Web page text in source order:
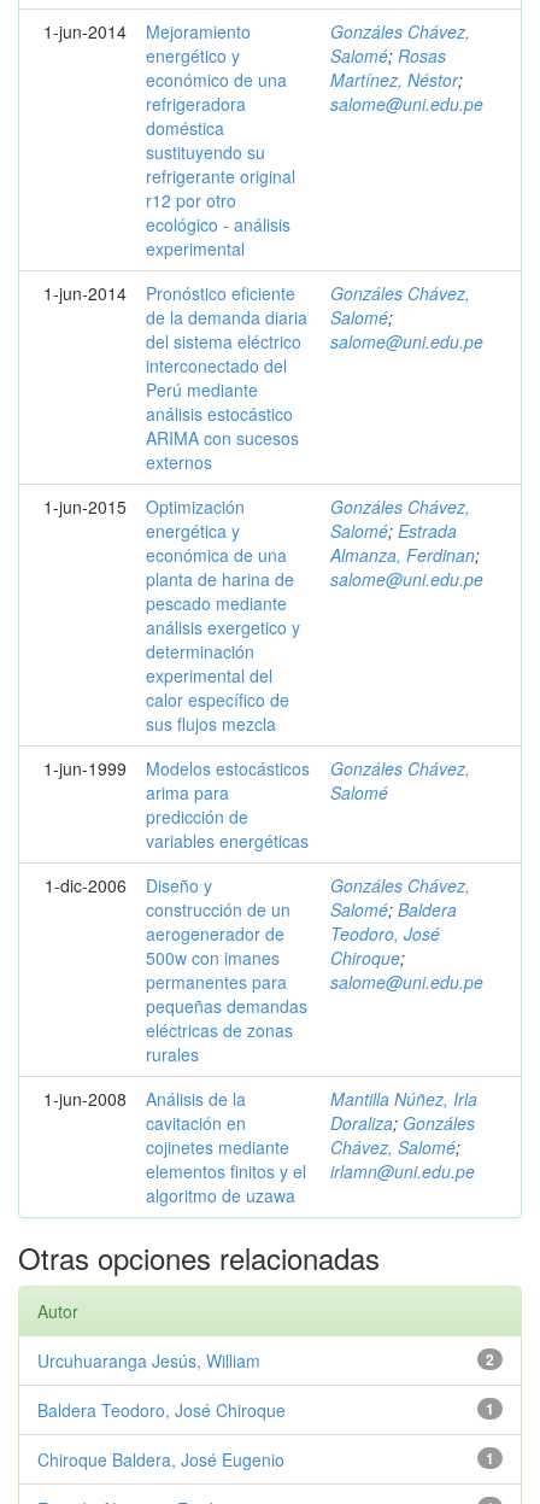
1-jun-2014
Mejoramiento
energético y
económico de una
refrigeradora
doméstica
sustituyendo su
refrigerante original
r12 por otro
ecológico - análisis
experimental
Gonzáles Chávez,
Salomé; Rosas
Martínez, Néstor;
salome@uni.edu.pe
1-jun-2014
Pronóstico eficiente
de la demanda diaria
del sistema eléctrico
interconectado del
Perú mediante
análisis estocástico
ARIMA con sucesos
externos
Gonzáles Chávez,
Salomé;
salome@uni.edu.pe
1-jun-2015
Optimización
energética y
económica de una
planta de harina de
pescado mediante
análisis exergetico y
determinación
experimental del
calor específico de
sus flujos mezcla
Gonzáles Chávez,
Salomé; Estrada
Almanza, Ferdinan;
salome@uni.edu.pe
1-jun-1999
Modelos estocásticos
arima para
predicción de
variables energéticas
Gonzáles Chávez,
Salomé
1-dic-2006
Diseño y
construcción de un
aerogenerador de
500w con imanes
permanentes para
pequeñas demandas
eléctricas de zonas
rurales
Gonzáles Chávez,
Salomé; Baldera
Teodoro, José
Chiroque;
salome@uni.edu.pe
1-jun-2008
Análisis de la
cavitación en
cojinetes mediante
elementos finitos y el
algoritmo de uzawa
Mantilla Núñez, Irla
Doraliza; Gonzáles
Chávez, Salomé;
irlamn@uni.edu.pe
Otras opciones relacionadas
Autor
2
Urcuhuaranga Jesús, William
1
Baldera Teodoro, José Chiroque
1
Chiroque Baldera, José Eugenio